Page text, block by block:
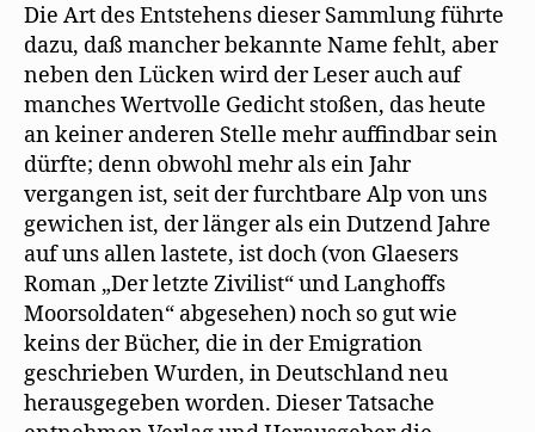
Die Art des Entstehens dieser Sammlung führte
dazu, daß mancher bekannte Name fehlt, aber
neben den Lücken wird der Leser auch auf
manches Wertvolle Gedicht stoßen, das heute
an keiner anderen Stelle mehr auffindbar sein
dürfte; denn obwohl mehr als ein Jahr
vergangen ist, seit der furchtbare Alp von uns
gewichen ist, der länger als ein Dutzend Jahre
auf uns allen lastete, ist doch (von Glaesers
Roman „Der letzte Zivilist“ und Langhoffs
Moorsoldaten“ abgesehen) noch so gut wie
keins der Bücher, die in der Emigration
geschrieben Wurden, in Deutschland neu
herausgegeben worden. Dieser Tatsache